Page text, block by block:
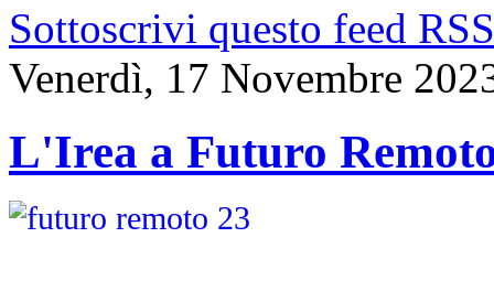
Sottoscrivi questo feed RSS
Venerdì, 17 Novembre
L'Irea a Futuro